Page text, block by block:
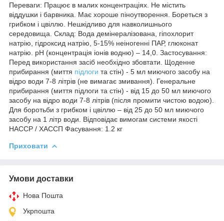
Переваги: Працює в малих концентраціях. Не містить
віддушки і барвника. Має хороше піноутворення. Бореться з
грибком і цвіллю. Нешкідливо для навколишнього
середовища. Склад: Вода демінералізована, гіпохлорит
натрію, гідроксид натрію, 5-15% неіногенні ПАР, глюконат
натрію. рН (концентрація іонів водню) – 14,0. Застосування:
Перед використання засіб необхідно збовтати. Щоденне
прибирання (миття підлоги та стін) - 5 мл миючого засобу на
відро води 7-8 літрів (не вимагає змивання). Генеральне
прибирання (миття підлоги та стін) - від 15 до 50 мл миючого
засобу на відро води 7-8 літрів (після промити чистою водою).
Для боротьби з грибком і цвіллю – від 25 до 50 мл миючого
засобу на 1 літр води. Відповідає вимогам системи якості
HACCP / ХАССП Фасування: 1.2 кг
Приховати
Умови доставки
Нова Пошта
Укрпошта